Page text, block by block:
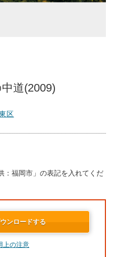
道(2009)
区
：福岡市」の表記を入れてくだ
ンロードする
上の注意